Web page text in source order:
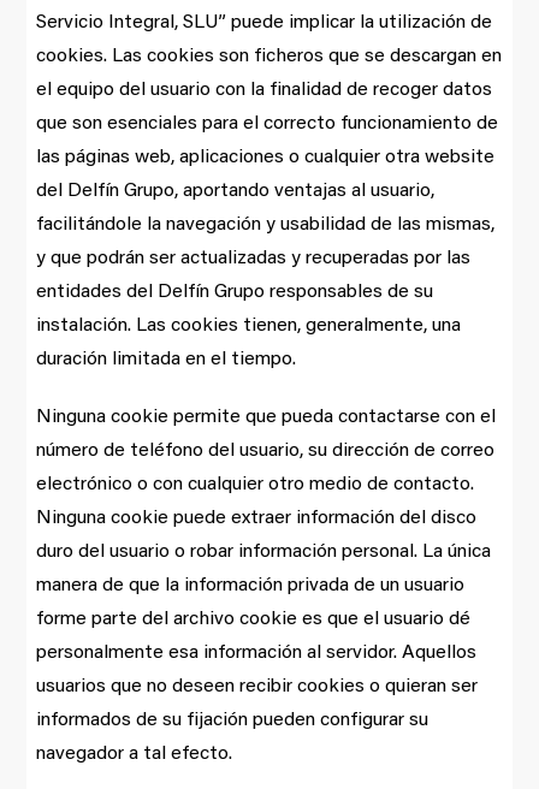
Servicio Integral, SLU” puede implicar la utilización de
cookies. Las cookies son ficheros que se descargan en
el equipo del usuario con la finalidad de recoger datos
que son esenciales para el correcto funcionamiento de
las páginas web, aplicaciones o cualquier otra website
del Delfín Grupo, aportando ventajas al usuario,
facilitándole la navegación y usabilidad de las mismas,
y que podrán ser actualizadas y recuperadas por las
entidades del Delfín Grupo responsables de su
instalación. Las cookies tienen, generalmente, una
duración limitada en el tiempo.
Ninguna cookie permite que pueda contactarse con el
número de teléfono del usuario, su dirección de correo
electrónico o con cualquier otro medio de contacto.
Ninguna cookie puede extraer información del disco
duro del usuario o robar información personal. La única
manera de que la información privada de un usuario
forme parte del archivo cookie es que el usuario dé
personalmente esa información al servidor. Aquellos
usuarios que no deseen recibir cookies o quieran ser
informados de su fijación pueden configurar su
navegador a tal efecto.